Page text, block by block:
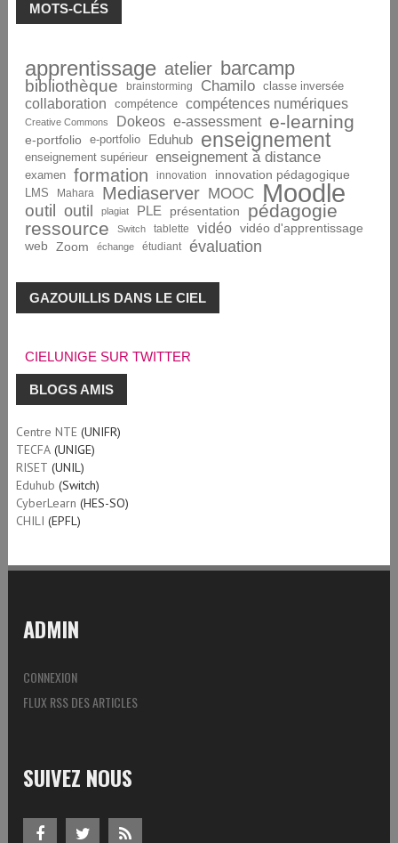
MOTS-CLÉS
apprentissage atelier barcamp
bibliothèque brainstorming Chamilo classe inversée
collaboration compétence compétences numériques
Creative Commons Dokeos e-assessment e-learning
e-portfolio e-portfolio Eduhub enseignement
enseignement supérieur enseignement à distance
examen formation innovation innovation pédagogique
LMS Mahara Mediaserver MOOC Moodle
outil outil plagiat PLE présentation
pédagogie
ressource
Switch tablette vidéo
vidéo d'apprentissage
web
Zoom échange étudiant évaluation
GAZOUILLIS DANS LE CIEL
CIELUNIGE SUR TWITTER
BLOGS AMIS
Centre NTE(UNIFR)
TECFA(UNIGE)
RISET (UNIL)
Eduhub (Switch)
CyberLearn (HES-SO)
CHILI (EPFL)
ADMIN
CONNEXION
FLUX RSS DES ARTICLES
SUIVEZ NOUS